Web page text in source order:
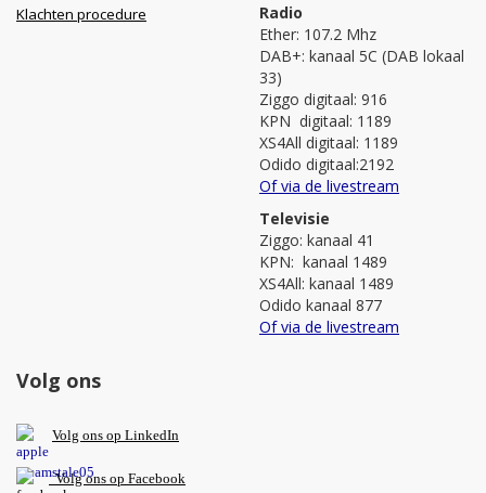
Klachten procedure
Radio
Ether: 107.2 Mhz
DAB+: kanaal 5C (DAB lokaal
33)
Ziggo digitaal: 916
KPN digitaal: 1189
XS4All digitaal: 1189
Odido digitaal:2192
Of via de livestream
Televisie
Ziggo: kanaal 41
KPN: kanaal 1489
XS4All: kanaal 1489
Odido kanaal 877
Of via de livestream
Volg ons
Volg ons op LinkedIn
Volg ons op Facebook